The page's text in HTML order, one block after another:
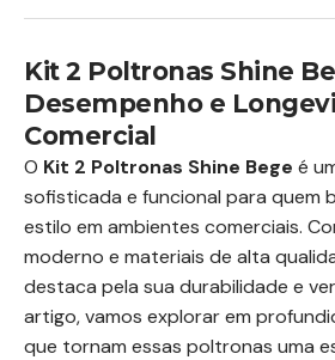
Kit 2 Poltronas Shine
Desempenho e
Comercial
O Kit 2 Poltronas Shine Bege é
sofisticada e funcional para quem
estilo em ambientes comerciais.
moderno e materiais de alta
destaca pela sua durabilidade e
artigo, vamos explorar em
que tornam essas poltronas uma